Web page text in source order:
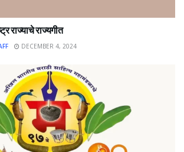
राज्याचे राज्यगीत
DECEMBER 4, 2024